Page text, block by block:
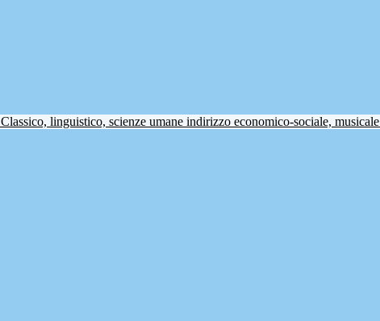
Classico, linguistico, scienze umane indirizzo economico-sociale, musicale